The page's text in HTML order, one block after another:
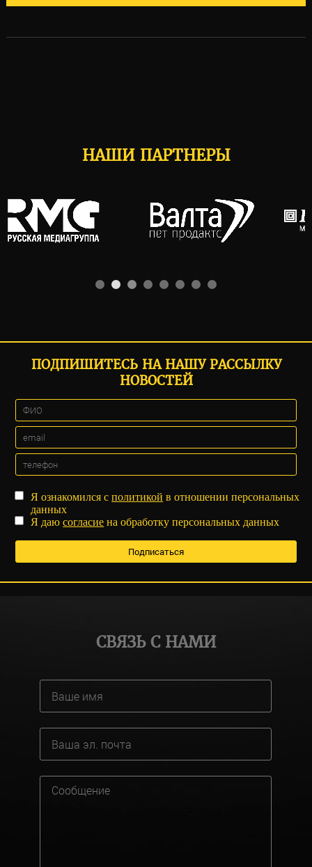
НАШИ ПАРТНЕРЫ
ПОДПИШИТЕСЬ НА НАШУ РАССЫЛКУ
НОВОСТЕЙ
Я ознакомился сполитикой в отношении персональных
данных
Я даюсогласие на обработку персональных данных
СВЯЗЬ С НАМИ